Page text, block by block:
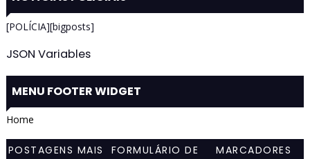
[POLÍCIA][bigposts]
JSON Variables
MENU FOOTER WIDGET
Home
POSTAGENS MAIS
FORMULÁRIO DE
MARCADORES